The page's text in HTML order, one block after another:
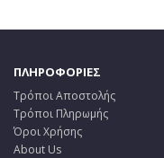
ΠΛΗΡΟΦΟΡΙΕΣ
Τρόποι Αποστολής
Τρόποι Πληρωμής
Όροι Χρήσης
About Us